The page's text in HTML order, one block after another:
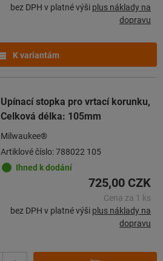
bez DPH v platné výši plus náklady na
dopravu
K variantám
Upínací stopka pro vrtací korunku,
Celková délka: 105mm
Milwaukee®
Artiklové číslo: 788022 105
Ihned k dodání
725,00 CZK
Cena za 1 ks
bez DPH v platné výši plus náklady na
dopravu